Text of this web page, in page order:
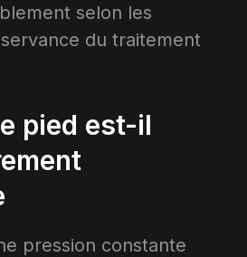
selon les
du traitement
pied est-il
pression constante